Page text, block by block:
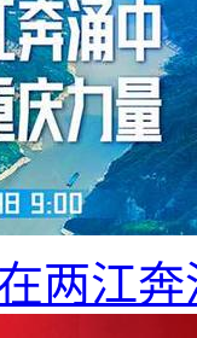
两江